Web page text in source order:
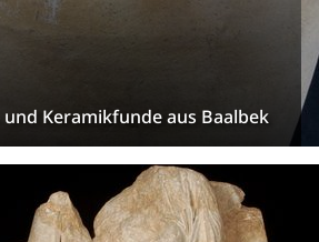
und Keramikfunde aus Baalbek